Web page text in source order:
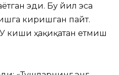
эди. Бу йил эса
киришган пайт.
киши ҳақиқатан етмиш